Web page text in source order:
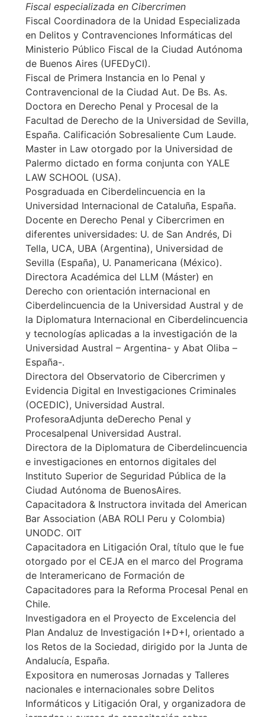
Fiscal especializada en Cibercrimen
Fiscal Coordinadora de la Unidad Especializada
en Delitos y Contravenciones Informáticas del
Ministerio Público Fiscal de la Ciudad Autónoma
de Buenos Aires (UFEDyCI).
Fiscal de Primera Instancia en lo Penal y
Contravencional de la Ciudad Aut. De Bs. As.
Doctora en Derecho Penal y Procesal de la
Facultad de Derecho de la Universidad de Sevilla,
España. Calificación Sobresaliente Cum Laude.
Master in Law otorgado por la Universidad de
Palermo dictado en forma conjunta con YALE
LAW SCHOOL (USA).
Posgraduada en Ciberdelincuencia en la
Universidad Internacional de Cataluña, España.
Docente en Derecho Penal y Cibercrimen en
diferentes universidades: U. de San Andrés, Di
Tella, UCA, UBA (Argentina), Universidad de
Sevilla (España), U. Panamericana (México).
Directora Académica del LLM (Máster) en
Derecho con orientación internacional en
Ciberdelincuencia de la Universidad Austral y de
la Diplomatura Internacional en Ciberdelincuencia
y tecnologías aplicadas a la investigación de la
Universidad Austral – Argentina- y Abat Oliba –
España-.
Directora del Observatorio de Cibercrimen y
Evidencia Digital en Investigaciones Criminales
(OCEDIC), Universidad Austral.
ProfesoraAdjunta deDerecho Penal y
Procesalpenal Universidad Austral.
Directora de la Diplomatura de Ciberdelincuencia
e investigaciones en entornos digitales del
Instituto Superior de Seguridad Pública de la
Ciudad Autónoma de BuenosAires.
Capacitadora & Instructora invitada del American
Bar Association (ABA ROLI Peru y Colombia)
UNODC. OIT
Capacitadora en Litigación Oral, título que le fue
otorgado por el CEJA en el marco del Programa
de Interamericano de Formación de
Capacitadores para la Reforma Procesal Penal en
Chile.
Investigadora en el Proyecto de Excelencia del
Plan Andaluz de Investigación I+D+I, orientado a
los Retos de la Sociedad, dirigido por la Junta de
Andalucía, España.
Expositora en numerosas Jornadas y Talleres
nacionales e internacionales sobre Delitos
Informáticos y Litigación Oral, y organizadora de